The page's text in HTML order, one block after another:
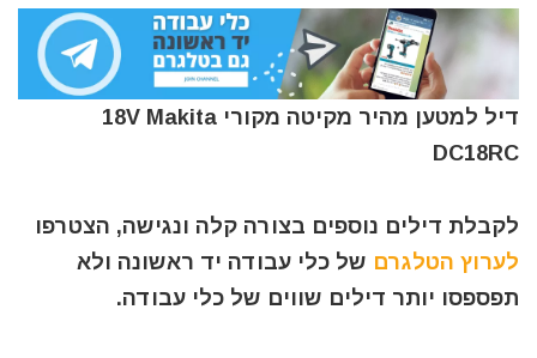
דיל למטען מהיר מקיטה מקורי 18V Makita
DC18RC
לקבלת דילים נוספים בצורה קלה ונגישה, הצטרפו
לערוץ הטלגרם של כלי עבודה יד ראשונה ולא
תפספסו יותר דילים שווים של כלי עבודה.